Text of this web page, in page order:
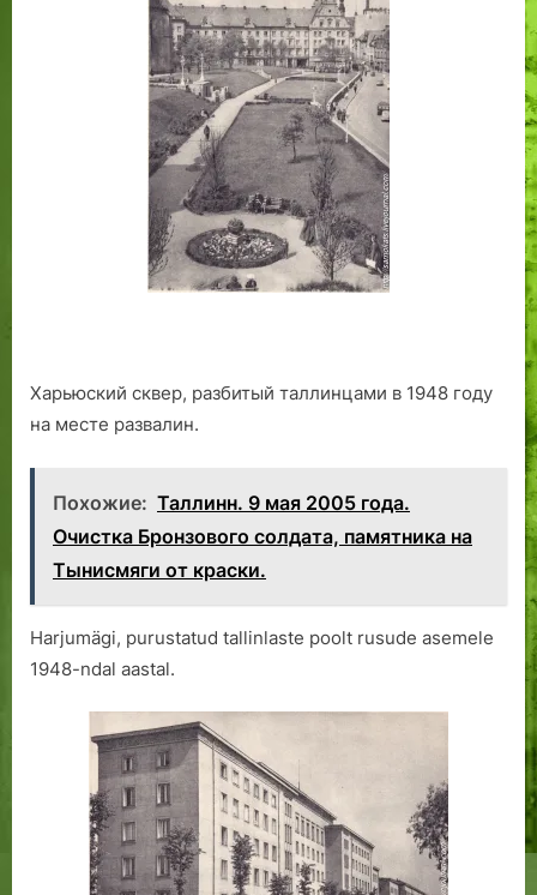
Харьюский сквер, разбитый таллинцами в 1948 году
на месте развалин.
Похожие: Таллинн. 9 мая 2005 года.
Очистка Бронзового солдата, памятника на
Тынисмяги от краски.
Harjumägi, purustatud tallinlaste poolt rusude asemele
1948-ndal aastal.